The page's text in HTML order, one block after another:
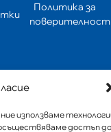
използваме
достъп до
Политика за
поверителност